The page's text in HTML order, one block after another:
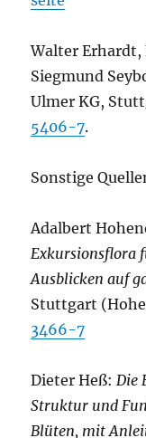
Walter Erhardt,
Siegmund
Ulmer KG,
5406-7.
Sonstige
Adalbert
Exkursionsflora
Ausblicken auf
Stuttgart
3466-7
Dieter Heß:Die
Struktur und
Blüten, mit